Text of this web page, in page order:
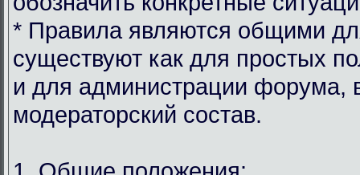
* Правила являются общими
существуют как для простых
и для администрации форума,
модераторский состав.